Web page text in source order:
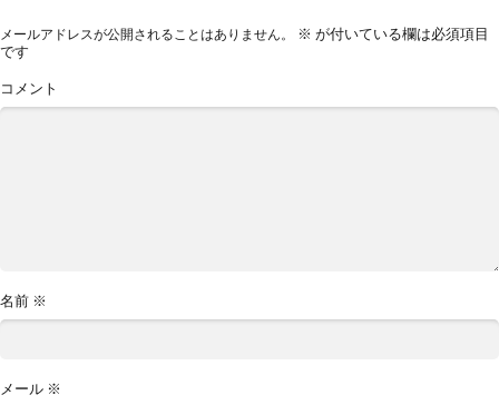
メールアドレスが公開されることはありません。 ※ が付いている欄は必須項目
です
コメント
名前 ※
メール ※